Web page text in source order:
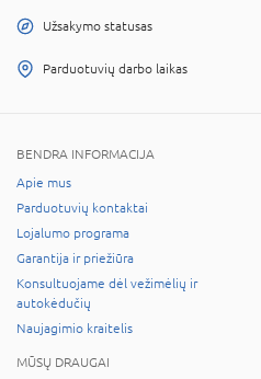
Užsakymo statusas
Parduotuvių darbo laikas
BENDRA INFORMACIJA
Apie mus
Parduotuvių kontaktai
Lojalumo programa
Garantija ir priežiūra
Konsultuojame dėl vežimėlių ir
autokėdučių
Naujagimio kraitelis
MŪSŲ DRAUGAI